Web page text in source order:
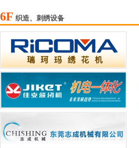
6F 织造、刺绣设备